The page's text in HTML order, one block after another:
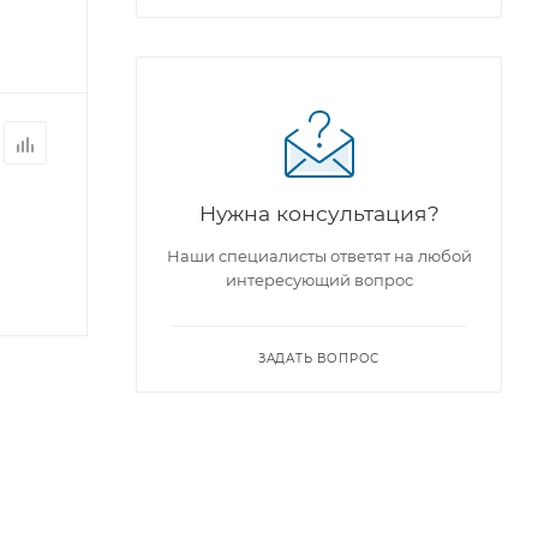
Нужна консультация?
Наши специалисты ответят на любой
интересующий вопрос
ЗАДАТЬ ВОПРОС